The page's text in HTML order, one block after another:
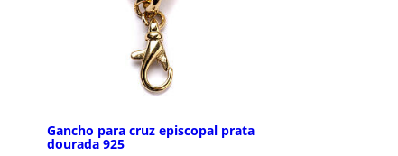
Gancho para cruz episcopal prata
dourada 925